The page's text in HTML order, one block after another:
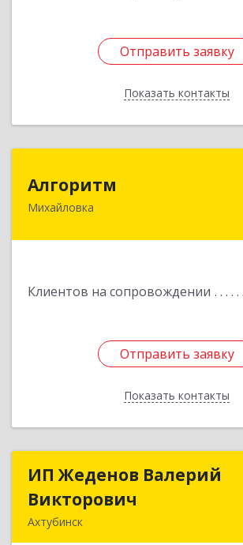
Отправить заявку
Показать контакты
Отправить заявку
Назад
Алгоритм
Михайловка
Клиентов на сопровождении
Отправить заявку
Показать контакты
Отправить заявку
Назад
ИП Жеденов Валерий
Викторович
Ахтубинск
ИП Жеденов